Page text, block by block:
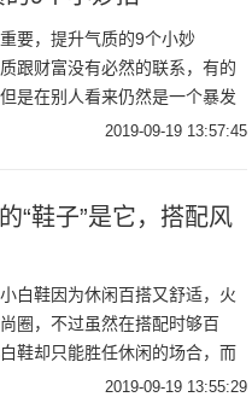
要，提升气质的9个小妙
跟财富没有必然的联系，有的
是在别人看来仍然是一个暴发
就是缺乏气质；而有的人虽然现
2019-09-19 13:57:45
“鞋子”是它，搭配风
白鞋因为休闲百搭又舒适，火
圈，不过虽然在搭配时够百
鞋却只能胜任休闲的场合，而
，穿的服装颜色越来越深，脚上
2019-09-19 13:55:29